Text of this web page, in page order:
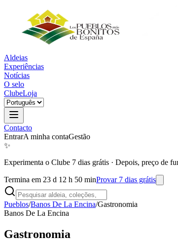
Aldeias
Experiências
Notícias
O selo
ClubeLoja
Contacto
EntrarA minha contaGestão
✨
Experimenta o Clube 7 dias grátis · Depois, preço de
Termina em 23 d 12 h 50 minProvar 7 dias grátis
Pueblos/Banos De La Encina/Gastronomia
Banos De La Encina
Gastronomia